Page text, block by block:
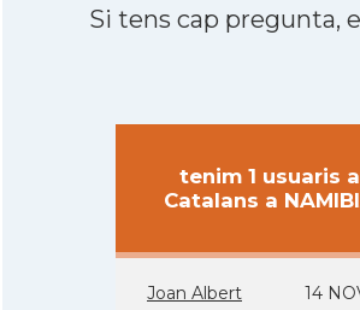
Si tens cap pregunta,
tenim 1 usuaris a
Catalans a
Joan Albert 14